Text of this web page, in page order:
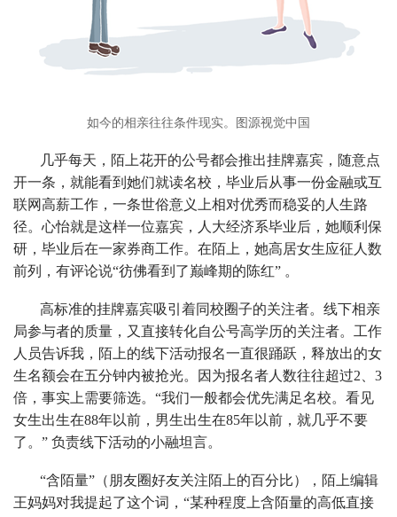
如今的相亲往往条件现实。图源视觉中国
几乎每天，陌上花开的公号都会推出挂牌嘉宾，随意点
开一条，就能看到她们就读名校，毕业后从事一份金融或互
联网高薪工作，一条世俗意义上相对优秀而稳妥的人生路
径。心怡就是这样一位嘉宾，人大经济系毕业后，她顺利保
研，毕业后在一家券商工作。在陌上，她高居女生应征人数
前列，有评论说“彷佛看到了巅峰期的陈红” 。
高标准的挂牌嘉宾吸引着同校圈子的关注者。线下相亲
局参与者的质量，又直接转化自公号高学历的关注者。工作
人员告诉我，陌上的线下活动报名一直很踊跃，释放出的女
生名额会在五分钟内被抢光。因为报名者人数往往超过2、3
倍，事实上需要筛选。“我们一般都会优先满足名校。看见
女生出生在88年以前，男生出生在85年以前，就几乎不要
了。” 负责线下活动的小融坦言。
“含陌量”（朋友圈好友关注陌上的百分比），陌上编辑
王妈妈对我提起了这个词，“某种程度上含陌量的高低直接